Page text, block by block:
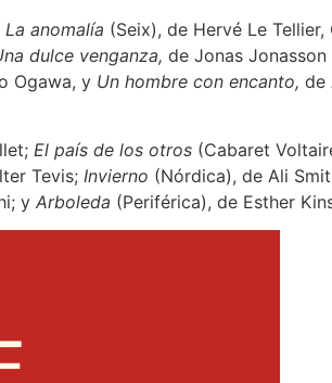
La anomalía (Seix), de Hervé Le
dulce venganza, de Jonas
Ogawa, y Un hombre con encanto, de
El país de los otros (Cabaret
Tevis; Invierno (Nórdica), de Ali
y Arboleda (Periférica), de Esther